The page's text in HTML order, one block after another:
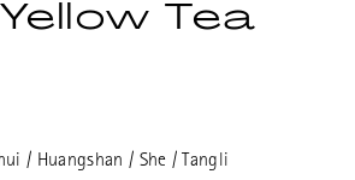
Tea
Gelber Tee),
/ Huangshan / She / Tangli